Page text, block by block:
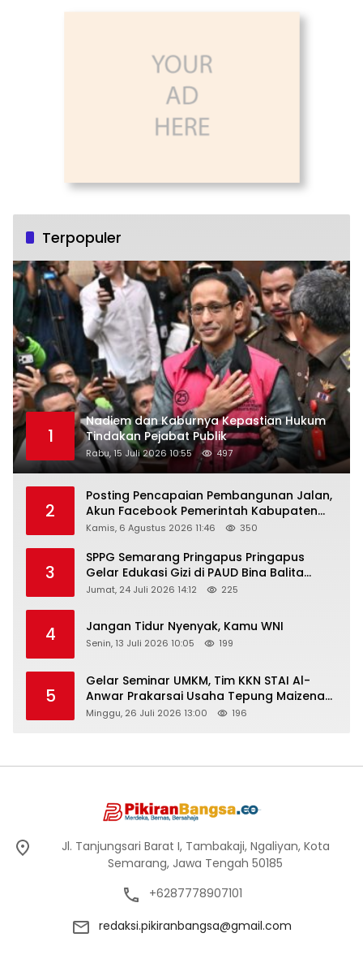
Terpopuler
1
Nadiem dan Kaburnya Kepastian Hukum
Tindakan Pejabat Publik
Rabu, 15 Juli 2026 10:55 497
2
Posting Pencapaian Pembangunan Jalan,
Akun Facebook Pemerintah Kabupaten
Rembang “Dirujak” Warganet
Kamis, 6 Agustus 2026 11:46 350
3
SPPG Semarang Pringapus Pringapus
Gelar Edukasi Gizi di PAUD Bina Balita
Peringati Hari Anak Nasional 2026
Jumat, 24 Juli 2026 14:12 225
4 Jangan Tidur Nyenyak, Kamu WNI
Senin, 13 Juli 2026 10:05 199
5
Gelar Seminar UMKM, Tim KKN STAI Al-
Anwar Prakarsai Usaha Tepung Maizena
di Logung
Minggu, 26 Juli 2026 13:00 196
Jl. Tanjungsari Barat I, Tambakaji, Ngaliyan, Kota
Semarang, Jawa Tengah 50185
+6287778907101
redaksi.pikiranbangsa@gmail.com